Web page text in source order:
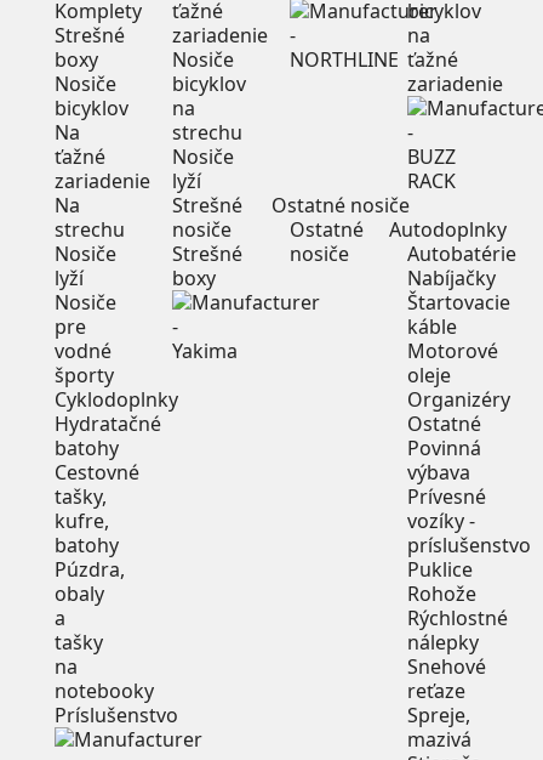
Komplety
Strešné
boxy
Nosiče
bicyklov
Na
ťažné
zariadenie
Na
strechu
Nosiče
lyží
Nosiče
pre
vodné
športy
Cyklodoplnky
Hydratačné
batohy
Cestovné
tašky,
kufre,
batohy
Púzdra,
obaly
a
tašky
na
notebooky
Príslušenstvo
ťažné
zariadenie
Nosiče
bicyklov
na
strechu
Nosiče
lyží
Strešné
nosiče
Strešné
boxy
bicyklov
na
ťažné
zariadenie
Ostatné nosiče
Ostatné
nosiče
Autodoplnky
Autobatérie
Nabíjačky
Štartovacie
káble
Motorové
oleje
Organizéry
Ostatné
Povinná
výbava
Prívesné
vozíky -
príslušenstvo
Puklice
Rohože
Rýchlostné
nálepky
Snehové
reťaze
Spreje,
mazivá